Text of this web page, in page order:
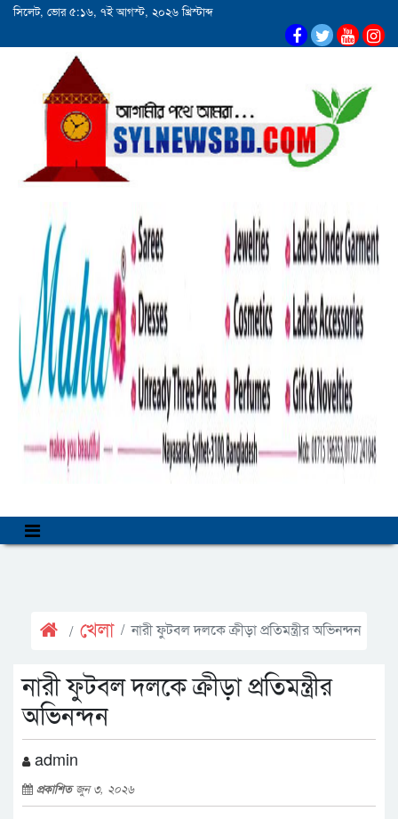
সিলেট, ভোর ৫:১৬, ৭ই আগস্ট, ২০২৬ খ্রিস্টাব্দ
খেলা নারী ফুটবল দলকে ক্রীড়া প্রতিমন্ত্রীর অভিনন্দন
নারী ফুটবল দলকে ক্রীড়া প্রতিমন্ত্রীর
অভিনন্দন
admin
প্রকাশিতজুন ৩, ২০২৬